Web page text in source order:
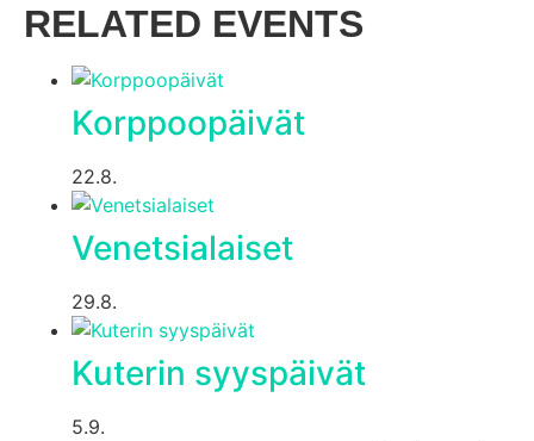
RELATED EVENTS
Korppoopäivät
22.8.
Venetsialaiset
29.8.
Kuterin syyspäivät
5.9.